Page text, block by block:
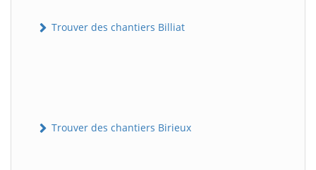
Trouver des chantiers Billiat
Trouver des chantiers Birieux